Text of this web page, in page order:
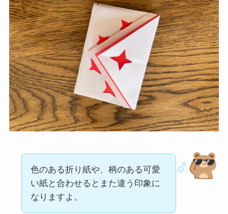
色のある折り紙や、柄のある可愛
い紙と合わせるとまた違う印象に
なりますよ。